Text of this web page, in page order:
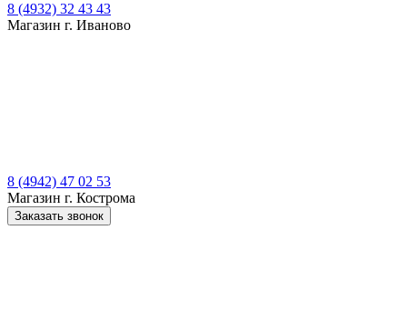
8 (4932) 32 43 43
Магазин г. Иваново
8 (4942) 47 02 53
Магазин г. Кострома
Заказать звонок